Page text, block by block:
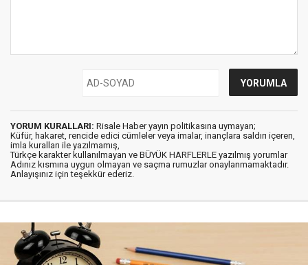
YORUM KURALLARI: Risale Haber yayın politikasına uymayan;
Küfür, hakaret, rencide edici cümleler veya imalar, inançlara saldırı içeren,
imla kuralları ile yazılmamış,
Türkçe karakter kullanılmayan ve BÜYÜK HARFLERLE yazılmış yorumlar
Adınız kısmına uygun olmayan ve saçma rumuzlar onaylanmamaktadır.
Anlayışınız için teşekkür ederiz.